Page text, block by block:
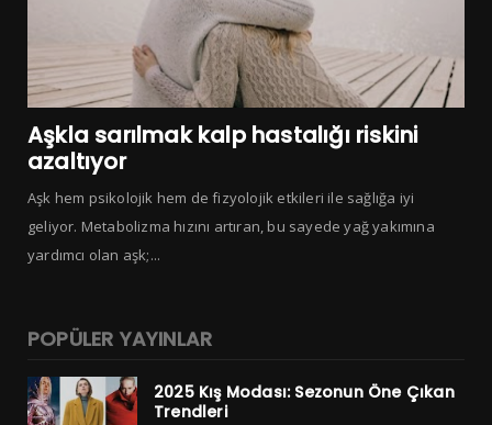
Aşkla sarılmak kalp hastalığı riskini
azaltıyor
Aşk hem psikolojik hem de fizyolojik etkileri ile sağlığa iyi
geliyor. Metabolizma hızını artıran, bu sayede yağ yakımına
yardımcı olan aşk;...
POPÜLER YAYINLAR
2025 Kış Modası: Sezonun Öne Çıkan
Trendleri